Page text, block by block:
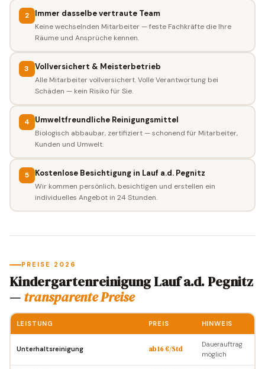
2 Immer dasselbe vertraute Team
Keine wechselnden Mitarbeiter — feste Fachkräfte die Ihre
Räume und Ansprüche kennen.
3 Vollversichert & Meisterbetrieb
Alle Mitarbeiter vollversichert. Volle Verantwortung bei
Schäden — kein Risiko für Sie.
4 Umweltfreundliche Reinigungsmittel
Biologisch abbaubar, zertifiziert — schonend für Mitarbeiter,
Kunden und Umwelt.
5 Kostenlose Besichtigung in Lauf a.d. Pegnitz
Wir kommen persönlich, besichtigen und erstellen ein
individuelles Angebot in 24 Stunden.
PREISE 2026
Kindergartenreinigung Lauf a.d. Pegnitz
—transparente Preise
LEISTUNG PREIS HINWEIS
Unterhaltsreinigung ab 16 €/Std
Dauerauftrag
möglich